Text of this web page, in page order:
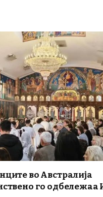
во Австралија
го одбележаа